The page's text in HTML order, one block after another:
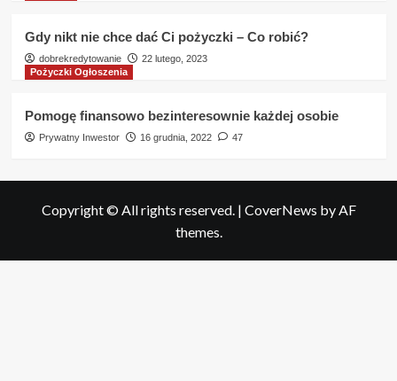
Gdy nikt nie chce dać Ci pożyczki – Co robić?
dobrekredytowanie
22 lutego, 2023
Pożyczki Ogłoszenia
Pomogę finansowo bezinteresownie każdej osobie
Prywatny Inwestor 16 grudnia, 2022 47
Copyright © All rights reserved. | CoverNews by AF
themes.